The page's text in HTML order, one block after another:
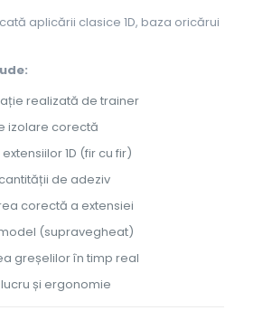
aplicării clasice 1D, baza oricărui
realizată de trainer
izolare corectă
1D (fir cu fir)
de adeziv
corectă a extensiei
(supravegheat)
greșelilor în timp real
și ergonomie